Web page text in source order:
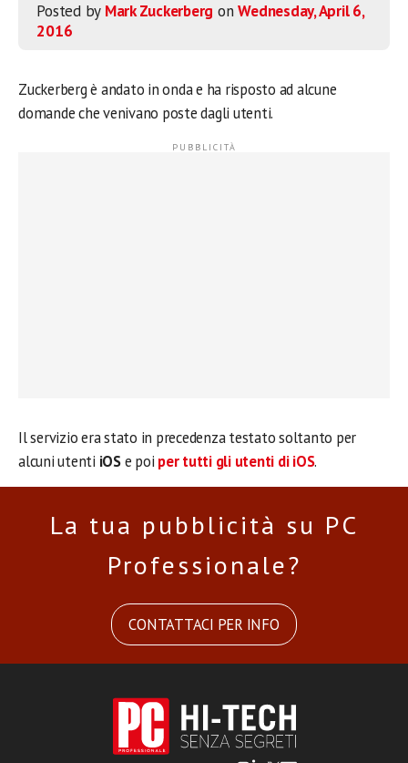
Posted by Mark Zuckerberg onWednesday, April 6,
2016
Zuckerberg è andato in onda e ha risposto ad alcune
domande che venivano poste dagli utenti.
Il servizio era stato in precedenza testato soltanto per
alcuni utenti iOSe poi per tutti gli utenti di iOS.
La tua pubblicità su PC
Professionale?
CONTATTACI PER INFO